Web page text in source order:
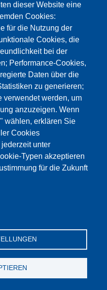
dieser Website eine
Cookies:
für die Nutzung der
Cookies, die
bei der
Performance-Cookies,
Daten über die
zu generieren;
verwendet werden, um
anzuzeigen. Wenn
wählen, erklären Sie
Cookies
unter
Typen akzeptieren
für die Zukunft
die Lehrpersonen
für
Verwaltungspersonal
Generalversammlung
Zielen.
sich Informationen zum
/
Wissenschaft und
Südtirol
CGIL